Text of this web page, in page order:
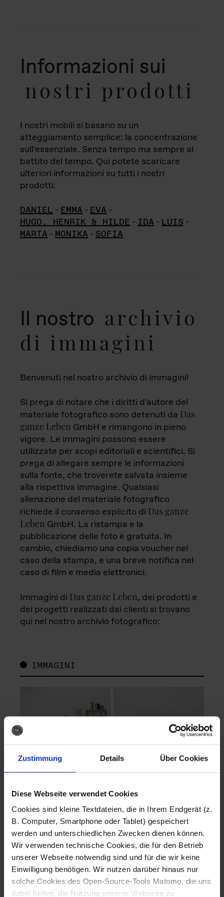
Zustimmung Details Über Cookies
Diese Webseite verwendet Cookies
Cookies sind kleine Textdateien, die in Ihrem Endgerät (z.
B. Computer, Smartphone oder Tablet) gespeichert
werden und unterschiedlichen Zwecken dienen können.
Wir verwenden technische Cookies, die für den Betrieb
unserer Webseite notwendig sind und für die wir keine
Einwilligung benötigen. Wir nutzen darüber hinaus nur
solche Cookies des Open-Source-Tools Matomo, die uns
dabei helfen, die Nutzung unserer Webseite zu
Informazioni sui
nostri prodotti
I nostri mobili si basano su un
atteggiamento semplice: la concentrazione
sull'essenziale. Senza tempo ma sempre al
battito del tempo. Qui potete scaricare
ulteriori informazioni su tutti i nostri
prodotti:
DANIEL - EMMA - EVA -
HUGO, HENRIK & HILDE - IDA - LUIS -
MARTA - MONIKA - SOFIA
Il nostro archivio
di immagini
Benvenuti nel nostro archivio di immagini!
Si prega di notare che i diritti d'autore del
materiale fotografico sono detenuti da Das
ganze Leben GmbH e rimangono in pieno
vigore. Le immagini possono essere
utilizzate per scopi editoriali e scientifici. Si
prega di allegare sempre le informazioni
sulla fonte, che troverete salvata insieme
alla rispettiva immagine. Qualsiasi
alienazione del materiale fotografico
richiede il consenso esplicito di Das ganze
Leben GmbH. La ristampa e la
pubblicazione delle foto è gratuita. In
cambio, chiediamo una copia voucher nel
caso della stampa, e una breve notifica nel
caso di film e media elettronici.
Immagini di Das ganze Leben, dei prodotti e
dei progetti realizzati dai clienti si trovano
qui nel nostro archivio fotografico:
IMMAGINI
Fotografo: Lorenz
Sternbach
Download
Fotografo: Lorenz
Sternbach
Download